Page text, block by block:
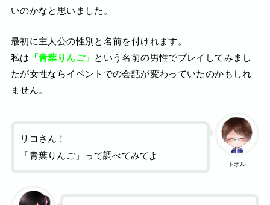
いのかなと思いました。
最初に主人公の性別と名前を付けれます。
私は 「青葉りんご」 という名前の男性でプレイしてみまし
たが女性ならイベントでの会話が変わっていたのかもしれ
ません。
トオル
リコさん！
「青葉りんご」って調べてみてよ